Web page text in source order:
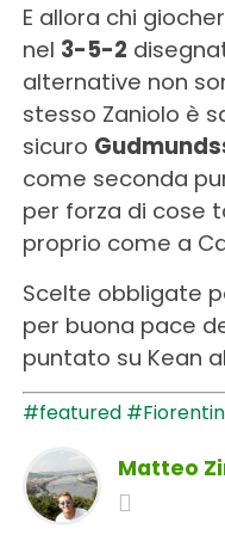
E allora chi
nel 3-5-2
alternative non
stesso Zaniolo è
sicuro
come seconda
per forza di cose
proprio come a
Scelte obbligate
per buona pace
puntato su Kean
#featured
Matteo